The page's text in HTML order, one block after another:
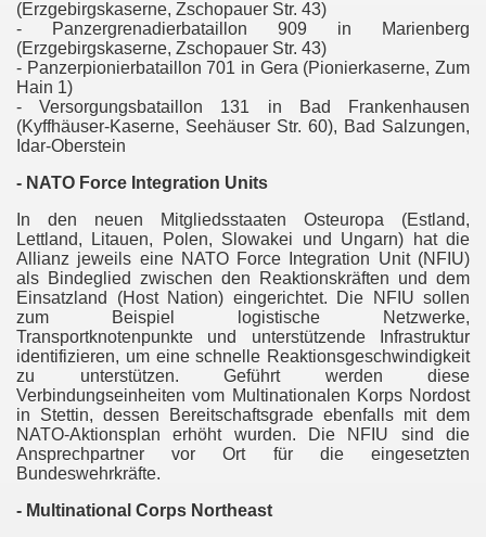
(Erzgebirgskaserne, Zschopauer Str. 43)
- Panzergrenadierbataillon 909 in Marienberg
(Erzgebirgskaserne, Zschopauer Str. 43)
- Panzerpionierbataillon 701 in Gera (Pionierkaserne, Zum
Hain 1)
- Versorgungsbataillon 131 in Bad Frankenhausen
(Kyffhäuser-Kaserne, Seehäuser Str. 60), Bad Salzungen,
Idar-Oberstein
- NATO Force Integration Units
In den neuen Mitgliedsstaaten Osteuropa (Estland,
Lettland, Litauen, Polen, Slowakei und Ungarn) hat die
Allianz jeweils eine NATO Force Integration Unit (NFIU)
als Bindeglied zwischen den Reaktionskräften und dem
Einsatzland (Host Nation) eingerichtet. Die NFIU sollen
zum Beispiel logistische Netzwerke,
Transportknotenpunkte und unterstützende Infrastruktur
identifizieren, um eine schnelle Reaktionsgeschwindigkeit
zu unterstützen. Geführt werden diese
Verbindungseinheiten vom Multinationalen Korps Nordost
in Stettin, dessen Bereitschaftsgrade ebenfalls mit dem
NATO-Aktionsplan erhöht wurden. Die NFIU sind die
Ansprechpartner vor Ort für die eingesetzten
Bundeswehrkräfte.
- Multinational Corps Northeast
in Katalonien